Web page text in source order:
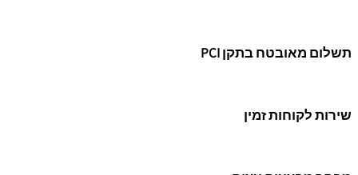
תשלום מאובטח בתקן PCI
שירות לקוחות זמין